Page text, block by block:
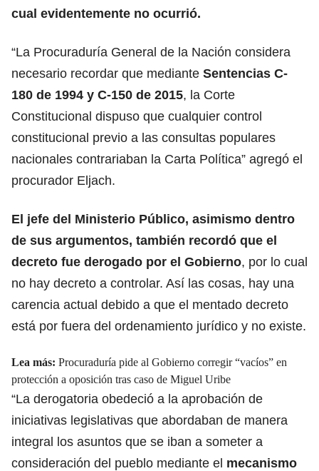
cual evidentemente no ocurrió.
“La Procuraduría General de la Nación considera
necesario recordar que mediante Sentencias C-
180 de 1994 y C-150 de 2015, la Corte
Constitucional dispuso que cualquier control
constitucional previo a las consultas populares
nacionales contrariaban la Carta Política” agregó el
procurador Eljach.
El jefe del Ministerio Público, asimismo dentro
de sus argumentos, también recordó que el
decreto fue derogado por el Gobierno, por lo cual
no hay decreto a controlar. Así las cosas, hay una
carencia actual debido a que el mentado decreto
está por fuera del ordenamiento jurídico y no existe.
Lea más: Procuraduría pide al Gobierno corregir “vacíos” en
protección a oposición tras caso de Miguel Uribe
“La derogatoria obedeció a la aprobación de
iniciativas legislativas que abordaban de manera
integral los asuntos que se iban a someter a
consideración del pueblo mediante el mecanismo